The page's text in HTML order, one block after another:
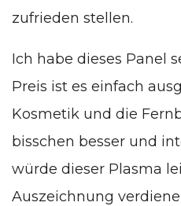
zufrieden stellen.
Ich habe dieses Panel
Preis ist es einfach
Kosmetik und die
bisschen besser und
würde dieser Plasma
Auszeichnung